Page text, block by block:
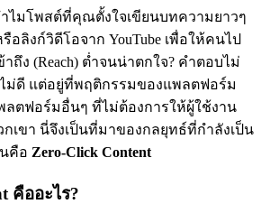
ไมโพสต์ที่คุณตั้งใจเขียนบทความยาวๆ
อลิงก์วิดีโอจาก YouTube เพื่อให้คนไป
ถึง (Reach) ต่ำจนน่าตกใจ? คำตอบไม่
ม่ดี แต่อยู่ที่พฤติกรรมของแพลตฟอร์ม
พลตฟอร์มอื่นๆ ที่ไม่ต้องการให้ผู้ใช้งาน
เขา นี่จึงเป็นที่มาของกลยุทธ์ที่กำลังเป็น
คือ Zero-Click Content
คืออะไร?